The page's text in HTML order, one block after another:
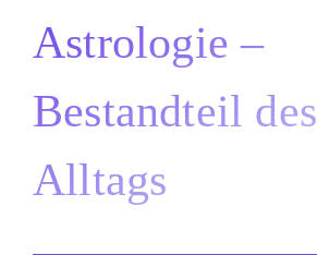
Astrologie –
Bestandteil des
Alltags